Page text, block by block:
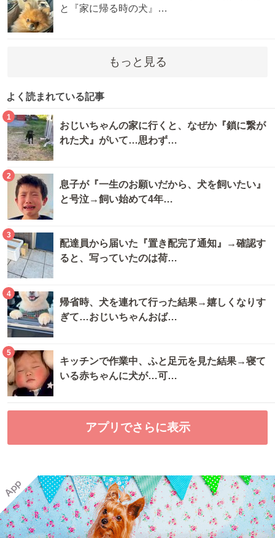
と『家に帰る時の犬』…
もっと見る
よく読まれている記事
1
おじいちゃんの家に行くと、なぜか『鎖に繋が
れた犬』がいて…思わず…
2
息子が『一生のお願いだから、犬を飼いたい』
と号泣→飼い始めて4年…
3
配達員から届いた『置き配完了通知』→確認す
ると、写っていたのは荷…
4
帰省時、犬を連れて行った結果→嬉しくなりす
ぎて…おじいちゃんおば…
5
キッチンで作業中、ふと足元を見た結果→寝て
いる赤ちゃんに犬が…可…
アプリでさらに表示